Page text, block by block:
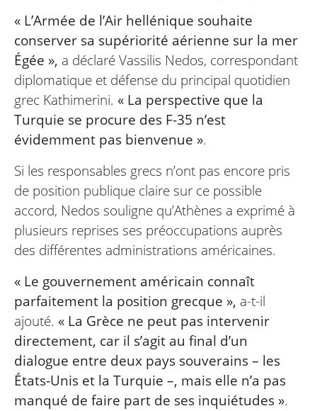
« L’Armée de l’Air hellénique souhaite
conserver sa supériorité aérienne sur la mer
Égée », a déclaré Vassilis Nedos, correspondant
diplomatique et défense du principal quotidien
grec Kathimerini. « La perspective que la
Turquie se procure des F-35 n’est
évidemment pas bienvenue ».
Si les responsables grecs n’ont pas encore pris
de position publique claire sur ce possible
accord, Nedos souligne qu’Athènes a exprimé à
plusieurs reprises ses préoccupations auprès
des différentes administrations américaines.
« Le gouvernement américain connaît
parfaitement la position grecque », a-t-il
ajouté. « La Grèce ne peut pas intervenir
directement, car il s’agit au final d’un
dialogue entre deux pays souverains – les
États-Unis et la Turquie –, mais elle n’a pas
manqué de faire part de ses inquiétudes ».